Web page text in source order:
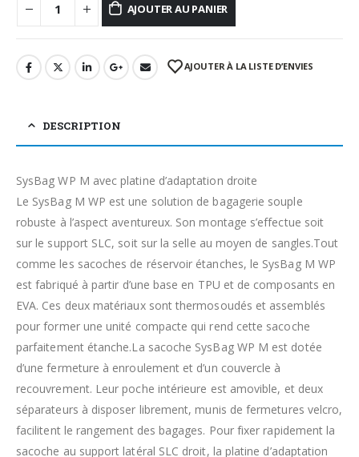
AJOUTER AU PANIER
AJOUTER À LA LISTE D’ENVIES
DESCRIPTION
SysBag WP M avec platine d’adaptation droite
Le SysBag M WP est une solution de bagagerie souple
robuste à l’aspect aventureux. Son montage s’effectue soit
sur le support SLC, soit sur la selle au moyen de sangles.Tout
comme les sacoches de réservoir étanches, le SysBag M WP
est fabriqué à partir d’une base en TPU et de composants en
EVA. Ces deux matériaux sont thermosoudés et assemblés
pour former une unité compacte qui rend cette sacoche
parfaitement étanche.La sacoche SysBag WP M est dotée
d’une fermeture à enroulement et d’un couvercle à
recouvrement. Leur poche intérieure est amovible, et deux
séparateurs à disposer librement, munis de fermetures velcro,
facilitent le rangement des bagages. Pour fixer rapidement la
sacoche au support latéral SLC droit, la platine d’adaptation